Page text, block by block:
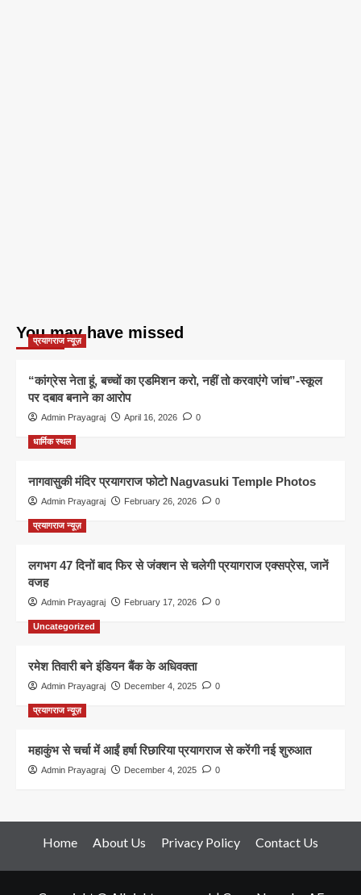
You may have missed
प्रयागराज न्यूज़
“कांग्रेस नेता हूं, बच्चों का एडमिशन करो, नहीं तो करवाएंगे जांच”-स्कूल
पर दबाव बनाने का आरोप
Admin Prayagraj April 16, 2026 0
धार्मिक स्थल
नागवासुकी मंदिर प्रयागराज फोटो Nagvasuki Temple Photos
Admin Prayagraj February 26, 2026 0
प्रयागराज न्यूज़
लगभग 47 दिनों बाद फिर से जंक्शन से चलेगी प्रयागराज एक्सप्रेस, जानें
वजह
Admin Prayagraj February 17, 2026 0
Uncategorized
रमेश तिवारी बने इंडियन बैंक के अधिवक्ता
Admin Prayagraj December 4, 2025 0
प्रयागराज न्यूज़
महाकुंभ से चर्चा में आईं हर्षा रिछारिया प्रयागराज से करेंगी नई शुरुआत
Admin Prayagraj December 4, 2025 0
Home About Us Privacy Policy Contact Us